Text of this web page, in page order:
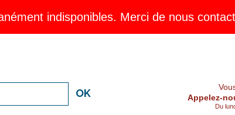
indisponibles. Merci de nous
OK
Appelez-
Du